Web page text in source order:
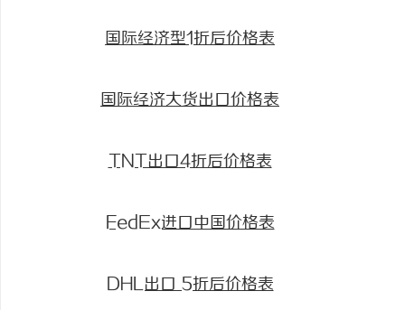
国际经济型1折后价格表
国际经济大货出口价格表
TNT出口4折后价格表
FedEx进口中国价格表
DHL出口 5折后价格表